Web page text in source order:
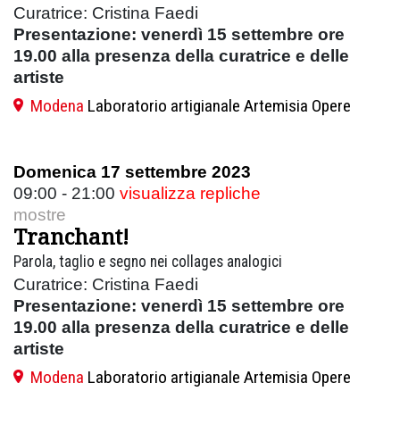
Curatrice: Cristina Faedi
Presentazione: venerdì 15 settembre ore
19.00 alla presenza della curatrice e delle
artiste
Modena Laboratorio artigianale Artemisia Opere
Domenica 17 settembre 2023
09:00 - 21:00 visualizza repliche
mostre
Tranchant!
Parola, taglio e segno nei collages analogici
Curatrice: Cristina Faedi
Presentazione: venerdì 15 settembre ore
19.00 alla presenza della curatrice e delle
artiste
Modena Laboratorio artigianale Artemisia Opere